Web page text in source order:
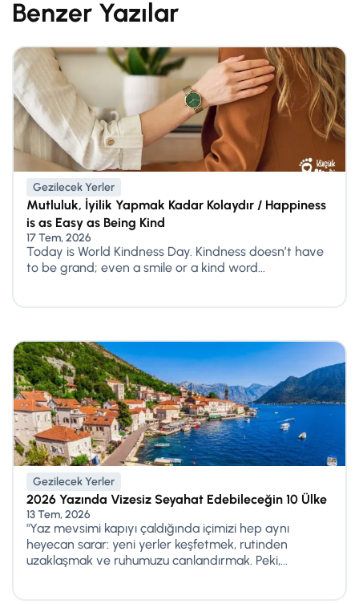
Benzer Yazılar
Gezilecek Yerler
Mutluluk, İyilik Yapmak Kadar Kolaydır / Happiness
is as Easy as Being Kind
17 Tem, 2026
Today is World Kindness Day. Kindness doesn’t have
to be grand; even a smile or a kind word...
Gezilecek Yerler
2026 Yazında Vizesiz Seyahat Edebileceğin 10 Ülke
13 Tem, 2026
"Yaz mevsimi kapıyı çaldığında içimizi hep aynı
heyecan sarar: yeni yerler keşfetmek, rutinden
uzaklaşmak ve ruhumuzu canlandırmak. Peki,...